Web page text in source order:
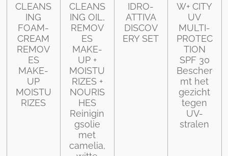
CLEANS
ING
FOAM-
CREAM
REMOV
ES
MAKE-
UP
MOISTU
RIZES
CLEANS
ING OIL,
REMOV
ES
MAKE-
UP +
MOISTU
RIZES +
NOURIS
HES
Reinigin
gsolie
met
camelia,
IDRO-
ATTIVA
DISCOV
ERY SET
W+ CITY
UV
MULTI-
PROTEC
TION
SPF 30
Bescher
mt het
gezicht
tegen
UV-
stralen